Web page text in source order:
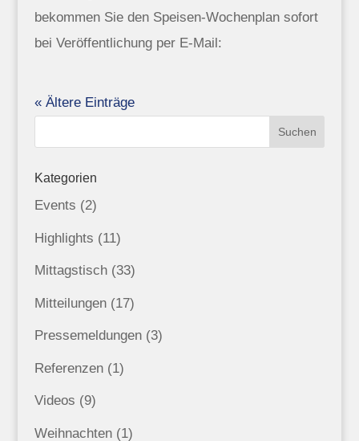
bekommen Sie den Speisen-Wochenplan sofort
bei Veröffentlichung per E-Mail:
« Ältere Einträge
Kategorien
Events (2)
Highlights (11)
Mittagstisch(33)
Mitteilungen(17)
Pressemeldungen(3)
Referenzen(1)
Videos (9)
Weihnachten(1)